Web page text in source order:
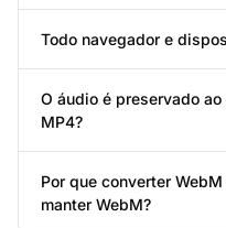
Todo navegador e
O áudio é preservado
MP4?
Por que converter
manter WebM?